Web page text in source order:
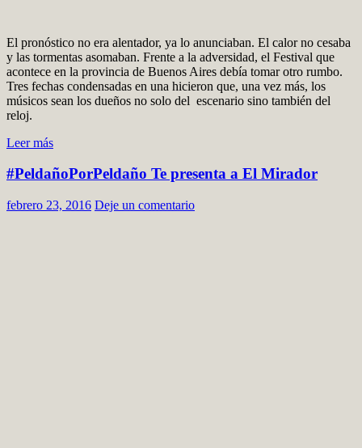
El pronóstico no era alentador, ya lo anunciaban. El calor no cesaba
y las tormentas asomaban. Frente a la adversidad, el Festival que
acontece en la provincia de Buenos Aires debía tomar otro rumbo.
Tres fechas condensadas en una hicieron que, una vez más, los
músicos sean los dueños no solo del escenario sino también del
reloj.
Leer más
#PeldañoPorPeldaño Te presenta a El Mirador
febrero 23, 2016 Deje un comentario